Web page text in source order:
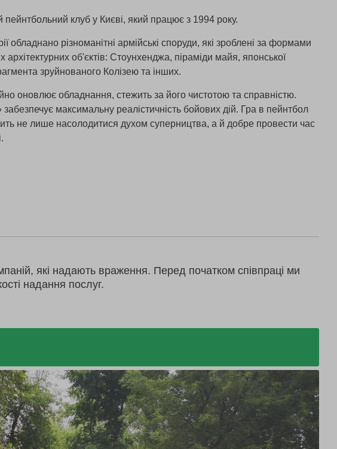
клуб у Києві, який працює з 1994 року.
обладнано різноманітні армійські споруди, які зроблені за формами
архітектурних об'єктів: Стоунхенджа, піраміди майя, японської
зруйнованого Колізею та інших.
оновлює обладнання, стежить за його чистотою та справністю.
максимальну реалістичність бойових дій. Гра в пейнтбол
не лише насолодитися духом суперництва, а й добре провести час
які надають враження. Перед початком співпраці ми
надання послуг.